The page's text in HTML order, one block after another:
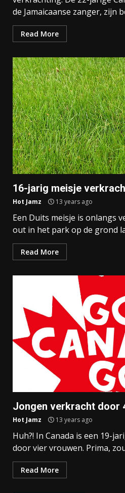
de Jamaicaanse zanger, zijn
Read More
16-jarig meisje
Hot Jamz 13 years ago
Een Duits meisje is onlangs
out in het park op de grond
Read More
Jongen verkracht door
Hot Jamz 13 years ago
Huh?! In Canada is een 19-
door vier vrouwen. Prima,
Read More